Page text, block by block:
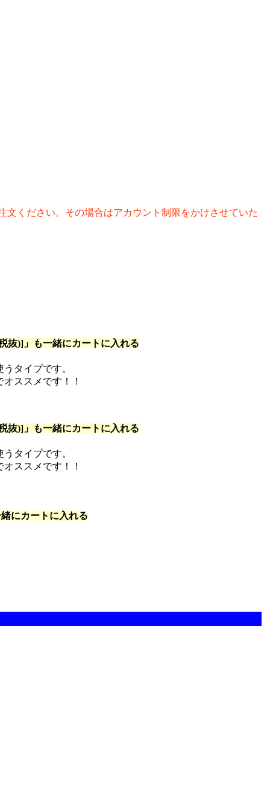
ください。その場合はアカウント制限をかけさせていた
抜)] 」も一緒にカートに入れる
タイプです。
ススメです！！
抜)] 」も一緒にカートに入れる
タイプです。
ススメです！！
緒にカートに入れる